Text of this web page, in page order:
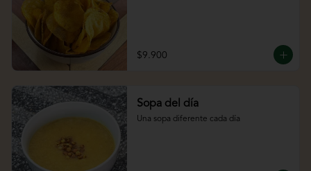
$9.900
Sopa del día
Una sopa diferente cada día